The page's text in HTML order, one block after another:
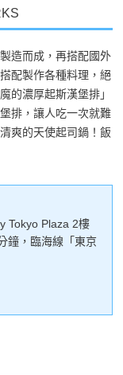
造而成，再搭配國外
配製作各種料理，絕
的濃厚起斯漢堡排」
排，讓人吃一次就難
爽的天使起司鍋！飯
Tokyo Plaza 2樓
鐘，臨海線「東京